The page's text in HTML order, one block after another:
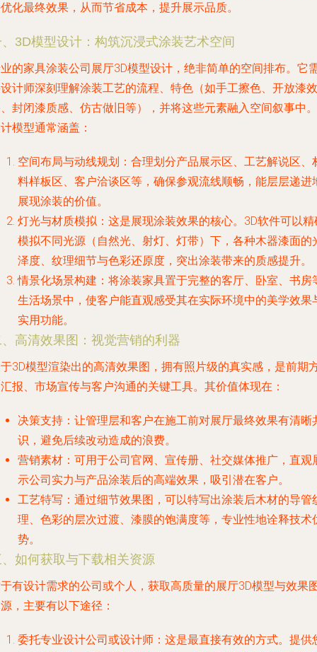
化最终效果，从而节省成本，提升展示品质。
3D模型设计：构筑沉浸式涂装艺术空间
的家具涂装公司展厅3D模型设计，绝非简单的空间排布。它
计师深刻理解涂装工艺的流程、特色（如手工擦色、开放漆效
封闭漆质感、仿古做旧等），并将这些元素融入空间叙事中。
模型通常涵盖：
空间布局与动线规划 ：合理划分产品展示区、工艺解说区、
料样板区、客户洽谈区等，确保参观流线顺畅，能层层递进
展现涂装的价值。
灯光与材质模拟 ：这是展现涂装效果的核心。3D软件可以精
模拟不同光源（自然光、射灯、灯带）下，各种木器漆面的
泽度、纹理细节与色彩还原度，突出涂装带来的质感提升。
情景化场景构建 ：将涂装家具置于完整的客厅、卧室、书房
生活场景中，使客户能直观感受其在实际环境中的美学效果
实用功能。
高清效果图：视觉营销的利器
3D模型渲染出的高清效果图，拥有照片级的真实感，是前期
报、市场宣传与客户沟通的关键工具。其价值体现在：
决策支持 ：让管理层和客户在施工前对展厅最终效果有清晰
识，避免后续改动造成的浪费。
营销素材 ：可用于公司官网、宣传册、社交媒体推广，直观
示公司实力与产品涂装后的高端效果，吸引潜在客户。
工艺特写 ：通过细节效果图，可以特写出涂装后木材的导管
理、色彩的层次过渡、漆膜的饱满度等，专业性地诠释技术
势。
如何获取与下载相关资源
有设计需求的公司或个人，获取高质量的展厅3D模型与效果
，主要有以下途径：
委托专业设计公司或设计师 ：这是最直接有效的方式。提供